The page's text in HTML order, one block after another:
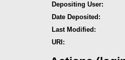
Depositing User:
Date Deposited:
Last Modified:
URI: